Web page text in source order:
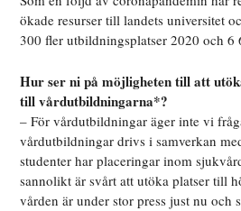
ökade resurser till landets universitet
300 fler utbildningsplatser 2020 och 6
Hur ser ni på möjligheten till att
till vårdutbildningarna*?
– För vårdutbildningar äger inte vi
vårdutbildningar drivs i samverkan
studenter har placeringar inom
sannolikt är svårt att utöka platser till
vården är under stor press just nu och